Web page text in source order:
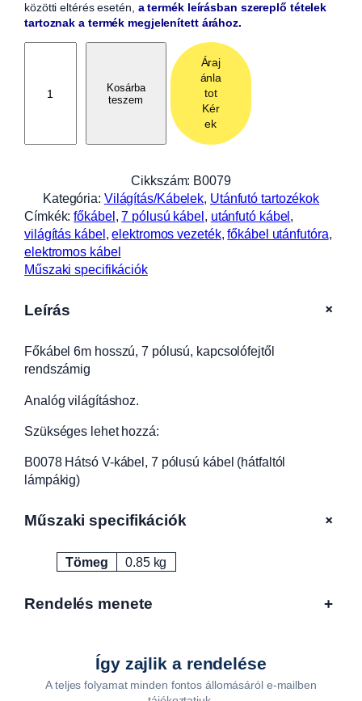
közötti eltérés esetén, a termék leírásban szereplő tételek
tartoznak a termék megjelenített árához.
h
o
s
s
,
p
ó
u
s
,
k
p
ó
Kosárba
teszem
Áraj
ánla
tot
Kér
ek
Cikkszám: B0079
Kategória: Világítás/Kábelek, Utánfutó tartozékok
Címkék:főkábel, 7 pólusú kábel, utánfutó kábel
világítás kábel, elektromos vezeték, főkábel utánfutóra
elektromos kábel
Műszaki specifikációk
Leírás +
Főkábel 6m hosszú, 7 pólusú, kapcsolófejtől
rendszámig
Analóg világításhoz.
Szükséges lehet hozzá:
B0078 Hátsó V-kábel, 7 pólusú kábel (hátfaltól
lámpákig)
Műszaki specifikációk +
Attribútumok Érték
Tömeg 0.85 kg
Rendelés menete +
Így zajlik a rendelése
A teljes folyamat minden fontos állomásáról e-mailben